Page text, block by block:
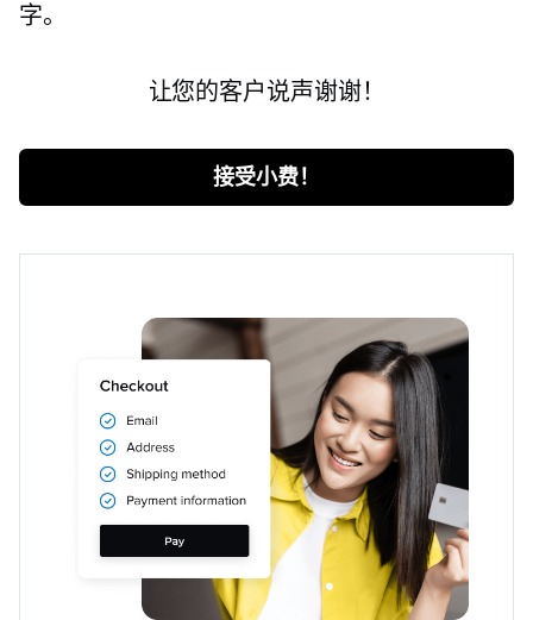
字。
让您的客户说声谢谢！
接受小费！